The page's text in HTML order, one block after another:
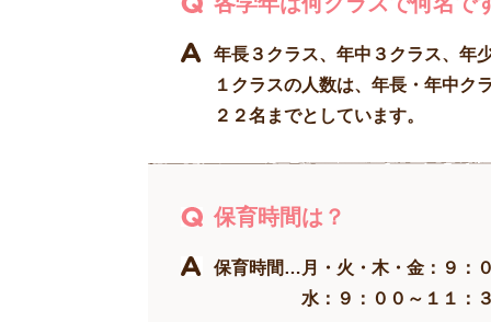
年長３クラス、年中３クラス、年
１クラスの人数は、年長・年中ク
２２名までとしています。
保育時間は？
保育時間…月・火・木・金：９：
水：９：００～１１：３０